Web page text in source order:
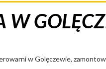
W
w Golęczewie,